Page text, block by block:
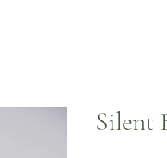
Silent